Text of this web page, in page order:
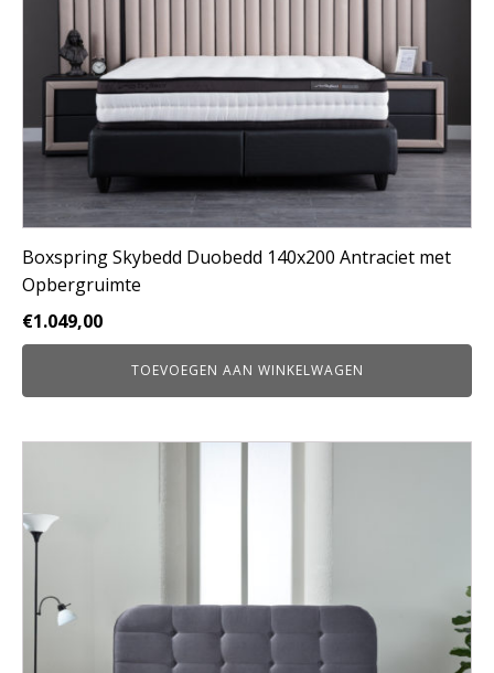
Boxspring Skybedd Duobedd 140x200 Antraciet met
Opbergruimte
€1.049,00
TOEVOEGEN AAN WINKELWAGEN